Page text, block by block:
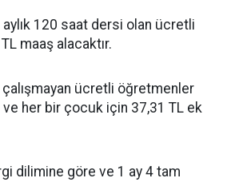
120 saat dersi olan ücretli
maaş alacaktır.
ücretli öğretmenler
ve her bir çocuk için 37,31 TL ek
dilimine göre ve 1 ay 4 tam